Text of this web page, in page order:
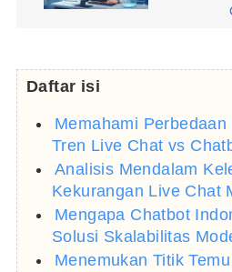
Daftar isi
Memahami
Tren Live Chat vs
Analisis Mendalam
Kekurangan Live Chat
Mengapa Chatbot
Solusi Skalabilitas
Menemukan Titik